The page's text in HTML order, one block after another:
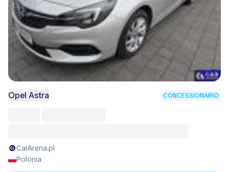
Opel Astra CONCESSIONARIO
CarArena.pl
Polonia